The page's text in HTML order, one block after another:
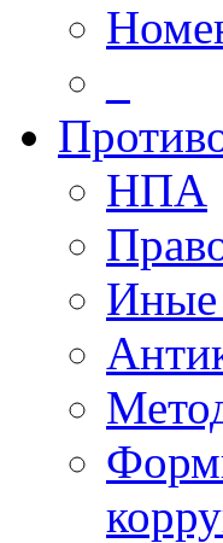
НПА
Иные